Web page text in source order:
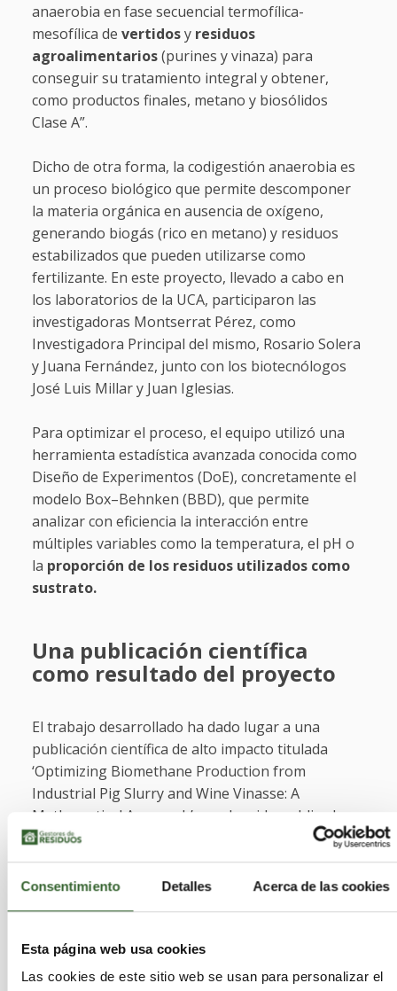
Consentimiento Detalles Acerca de las cookies
Esta página web usa cookies
Las cookies de este sitio web se usan para personalizar el
anaerobia en fase secuencial termofílica-
mesofílica de vertidosy residuos
agroalimentarios(purines y vinaza) para
conseguir su tratamiento integral y obtener,
como productos finales, metano y biosólidos
Clase A”.
Dicho de otra forma, la codigestión anaerobia es
un proceso biológico que permite descomponer
la materia orgánica en ausencia de oxígeno,
generando biogás (rico en metano) y residuos
estabilizados que pueden utilizarse como
fertilizante. En este proyecto, llevado a cabo en
los laboratorios de la UCA, participaron las
investigadoras Montserrat Pérez, como
Investigadora Principal del mismo, Rosario Solera
y Juana Fernández, junto con los biotecnólogos
José Luis Millar y Juan Iglesias.
Para optimizar el proceso, el equipo utilizó una
herramienta estadística avanzada conocida como
Diseño de Experimentos (DoE), concretamente el
modelo Box–Behnken (BBD), que permite
analizar con eficiencia la interacción entre
múltiples variables como la temperatura, el pH o
la proporción de los residuos utilizados como
sustrato.
Una publicación científica
como resultado del proyecto
El trabajo desarrollado ha dado lugar a una
publicación científica de alto impacto titulada
‘Optimizing Biomethane Production from
Industrial Pig Slurry and Wine Vinasse: A
Mathematical Approach’, que ha sido publicada en
la revista ChemEngineering.
En ella, los investigadores detallan cómo
principales hallazgos, se destaca que tanto la
temperatura como la proporción entre purines y